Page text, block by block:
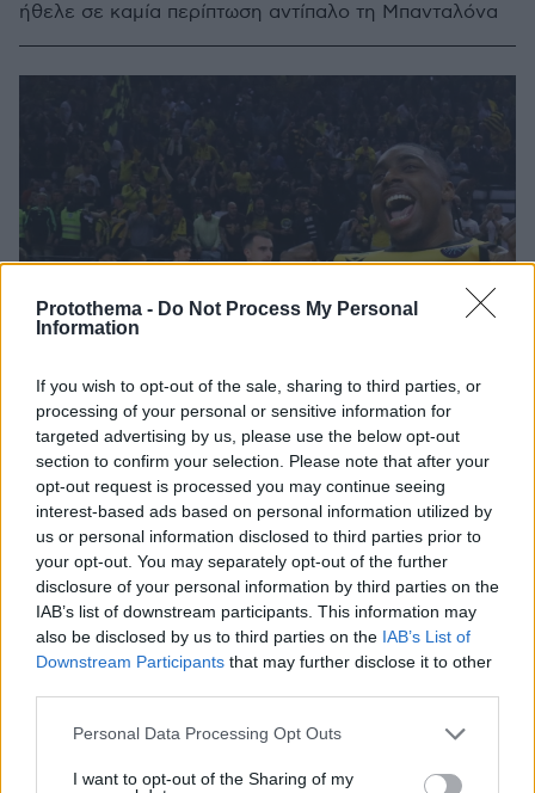
Protothema - Do Not Process My Personal
Information
If you wish to opt-out of the sale, sharing to third parties, or
processing of your personal or sensitive information for
targeted advertising by us, please use the below opt-out
section to confirm your selection. Please note that after your
opt-out request is processed you may continue seeing
interest-based ads based on personal information utilized by
us or personal information disclosed to third parties prior to
your opt-out. You may separately opt-out of the further
disclosure of your personal information by third parties on the
IAB’s list of downstream participants. This information may
also be disclosed by us to third parties on the IAB’s List of
Downstream Participants that may further disclose it to other
Please note that this website/app uses one or more Google
not limited to your visit or usage behaviour. You may click to
Personal Data Processing Opt Outs
I want to opt-out of the Sharing of my
ήθελε σε καμία περίπτωση αντίπαλο τη Μπανταλόνα
ΑΕΚ: Για 4η φορά σε Final Four
Η ΑΕΚ θα βρεθεί για 4η φορά στην ιστορία της σε
15.04.2026, 21:48 4